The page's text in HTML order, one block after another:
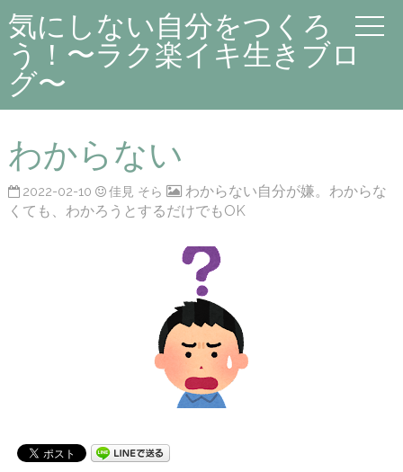
気にしない自分をつくろ
う！〜ラク楽イキ生きブロ
グ〜
わからない
2022-02-10 佳見 そら
わからない自分が嫌。わからな
くても、わかろうとするだけでもOK